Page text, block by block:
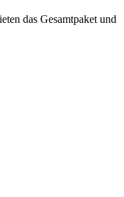
das Gesamtpaket und